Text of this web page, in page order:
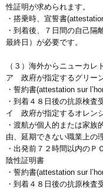
性証明が求められます。
・搭乗時、宣誓書
・到着後、７日間の自己隔
最終日）が必要です。
（３）海外からニューカ
ア 政府が指定するグリー
・誓約書(attestation sur
・到着４８日後の抗原検査
イ 政府が指定するオレン
・渡航が個人的または家族
由、延期できない職業上の
・出発前７２時間以内のＰ
陰性証明書
・誓約書(attestation sur
・到着４８日後の抗原検査